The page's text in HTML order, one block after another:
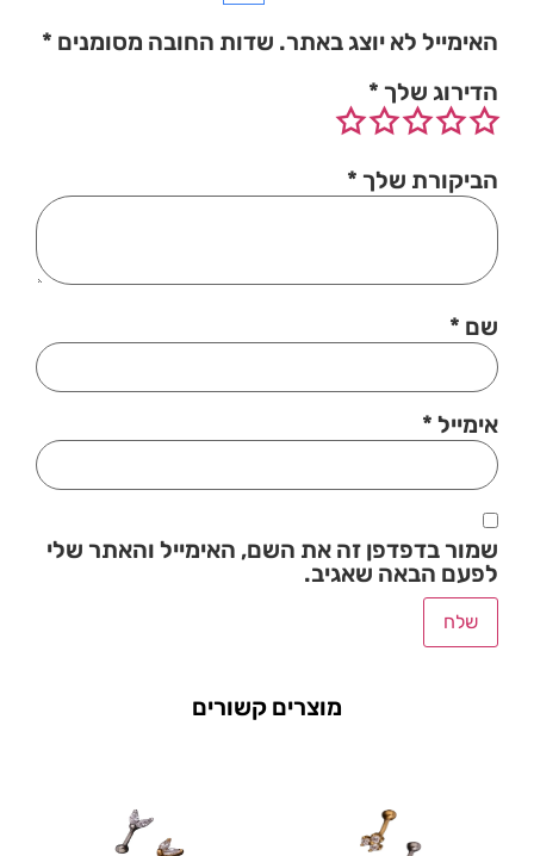
האימייל לא יוצג באתר. שדות החובה מסומנים *
הדירוג שלך *
הביקורת שלך *
שם *
אימייל *
שמור בדפדפן זה את השם, האימייל והאתר שלי
לפעם הבאה שאגיב.
מוצרים קשורים